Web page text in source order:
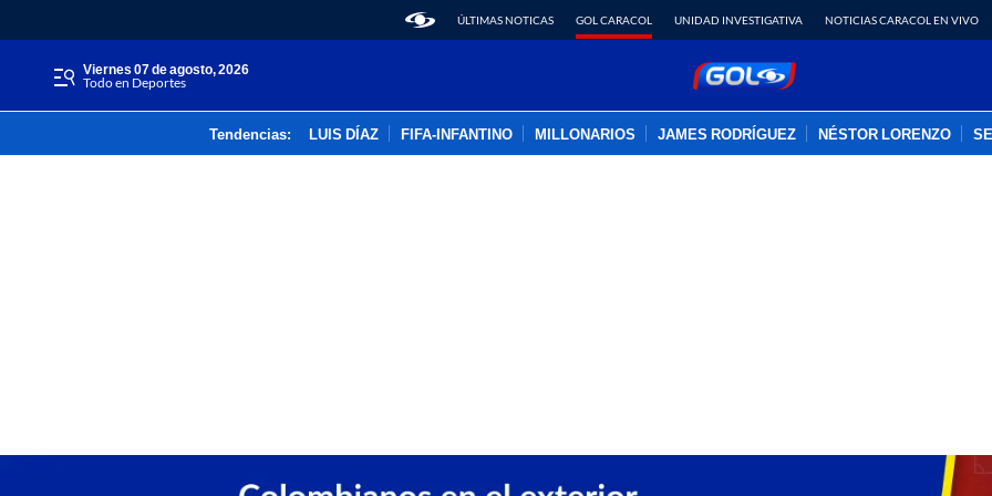
ÚLTIMAS NOTICAS GOL CARACOL UNIDAD INVESTIGATIVA NOTICIAS CARACOL EN VIVO
viernes 07 de agosto, 2026
Todo en Deportes
Tendencias: LUIS DÍAZ FIFA-INFANTINO MILLONARIOS JAMES RODRÍGUEZ NÉSTOR LORENZO